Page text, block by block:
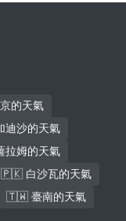
的天氣
沙的天氣
姆的天氣
🇵🇰 白沙瓦的天氣
🇹🇼 臺南的天氣